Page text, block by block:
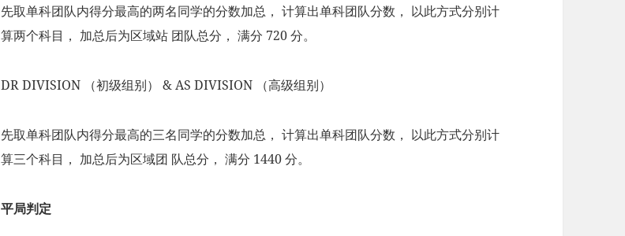
先取单科团队内得分最高的两名同学的分数加总， 计算出单科团队分数， 以此方式分别计
算两个科目， 加总后为区域站 团队总分， 满分 720 分。
DR DIVISION （初级组别） & AS DIVISION （高级组别）
先取单科团队内得分最高的三名同学的分数加总， 计算出单科团队分数， 以此方式分别计
算三个科目， 加总后为区域团 队总分， 满分 1440 分。
平局判定